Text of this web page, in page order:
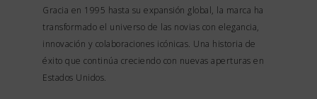
Gracia en 1995 hasta su expansión global, la marca ha
transformado el universo de las novias con elegancia,
innovación y colaboraciones icónicas. Una historia de
éxito que continúa creciendo con nuevas aperturas en
Estados Unidos.